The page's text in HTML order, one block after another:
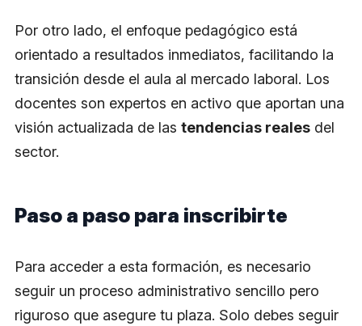
Por otro lado, el enfoque pedagógico está
orientado a resultados inmediatos, facilitando la
transición desde el aula al mercado laboral. Los
docentes son expertos en activo que aportan una
visión actualizada de las tendencias reales del
sector.
Paso a paso para inscribirte
Para acceder a esta formación, es necesario
seguir un proceso administrativo sencillo pero
riguroso que asegure tu plaza. Solo debes seguir